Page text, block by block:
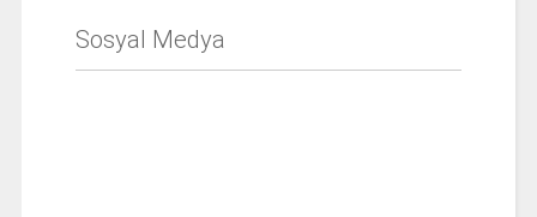
Sosyal Medya